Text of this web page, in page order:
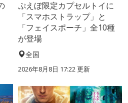
ぷえぼ限定カプセルトイに
「スマホストラップ」と
「フェイスポーチ」全10種
が登場
全国
2026年8月8日 17:22 更新